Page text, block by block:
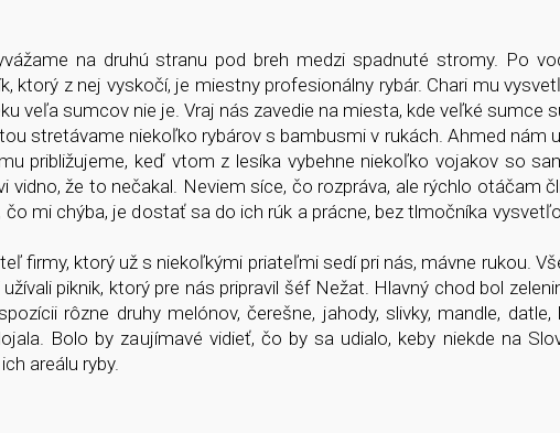
na druhú stranu pod breh medzi spadnuté stromy. Po
ktorý z nej vyskočí, je miestny profesionálny rybár. Chari mu
veľa sumcov nie je. Vraj nás zavedie na miesta, kde veľké sumce
stretávame niekoľko rybárov s bambusmi v rukách. Ahmed nám
približujeme, keď vtom z lesíka vybehne niekoľko vojakov so
že to nečakal. Neviem síce, čo rozpráva, ale rýchlo otáčam
mi chýba, je dostať sa do ich rúk a prácne, bez tlmočníka
firmy, ktorý už s niekoľkými priateľmi sedí pri nás, mávne rukou.
piknik, ktorý pre nás pripravil šéf Nežat. Hlavný chod bol
rôzne druhy melónov, čerešne, jahody, slivky, mandle, datle,
Bolo by zaujímavé vidieť, čo by sa udialo, keby niekde na
areálu ryby.